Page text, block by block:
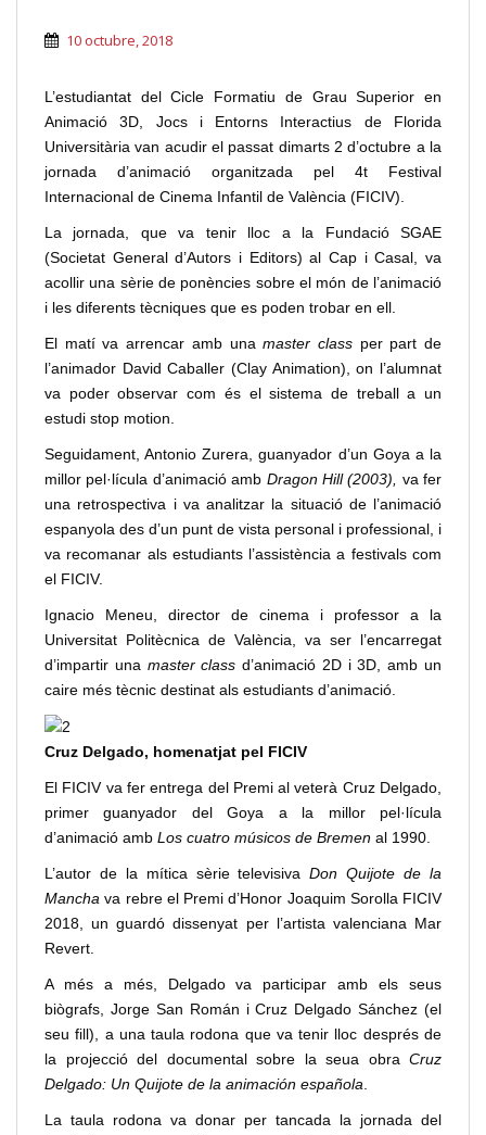
10 octubre, 2018
L’estudiantat del Cicle Formatiu de Grau Superior en
Animació 3D, Jocs i Entorns Interactius de Florida
Universitària van acudir el passat dimarts 2 d’octubre a la
jornada d’animació organitzada pel 4t Festival
Internacional de Cinema Infantil de València (FICIV).
La jornada, que va tenir lloc a la Fundació SGAE
(Societat General d’Autors i Editors) al Cap i Casal, va
acollir una sèrie de ponències sobre el món de l’animació
i les diferents tècniques que es poden trobar en ell.
El matí va arrencar amb unamaster classper part de
l’animador David Caballer (Clay Animation), on l’alumnat
va poder observar com és el sistema de treball a un
estudi stop motion.
Seguidament, Antonio Zurera, guanyador d’un Goya a la
millor pel·lícula d’animació amb Dragon Hill (2003), va fer
una retrospectiva i va analitzar la situació de l’animació
espanyola des d’un punt de vista personal i professional, i
va recomanar als estudiants l’assistència a festivals com
el FICIV.
Ignacio Meneu, director de cinema i professor a la
Universitat Politècnica de València, va ser l’encarregat
d’impartir una master class d’animació 2D i 3D, amb un
caire més tècnic destinat als estudiants d’animació.
Cruz Delgado, homenatjat pel FICIV
El FICIV va fer entrega del Premi al veterà Cruz Delgado,
primer guanyador del Goya a la millor pel·lícula
d’animació amb Los cuatro músicos de Bremen al 1990.
L’autor de la mítica sèrie televisivaDon Quijote de la
Mancha va rebre el Premi d’Honor Joaquim Sorolla FICIV
2018, un guardó dissenyat per l’artista valenciana Mar
Revert.
A més a més, Delgado va participar amb els seus
biògrafs, Jorge San Román i Cruz Delgado Sánchez (el
seu fill), a una taula rodona que va tenir lloc després de
la projecció del documental sobre la seua obra Cruz
Delgado: Un Quijote de la animación española
La taula rodona va donar per tancada la jornada del